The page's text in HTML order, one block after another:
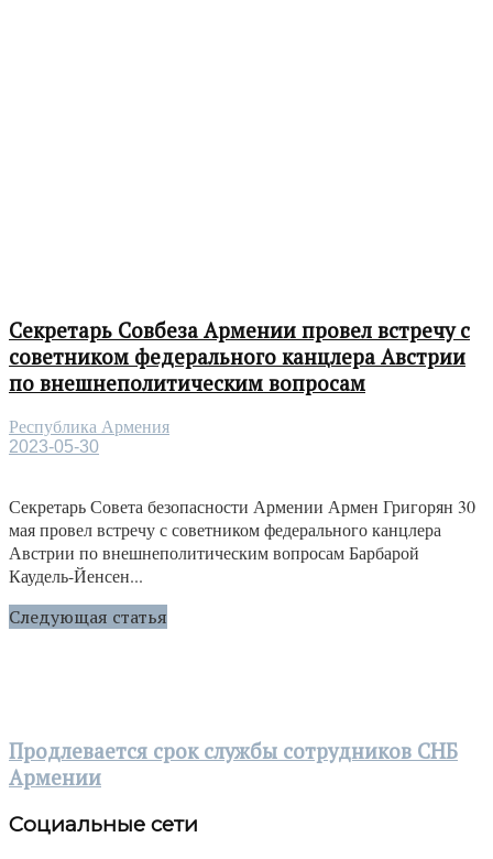
Секретарь Совбеза Армении провел встречу с
советником федерального канцлера Австрии
по внешнеполитическим вопросам
Республика Армения
2023-05-30
Секретарь Совета безопасности Армении Армен Григорян 30
мая провел встречу с советником федерального канцлера
Австрии по внешнеполитическим вопросам Барбарой
Каудель-Йенсен...
Следующая статья
Продлевается срок службы сотрудников СНБ
Армении
Социальные сети